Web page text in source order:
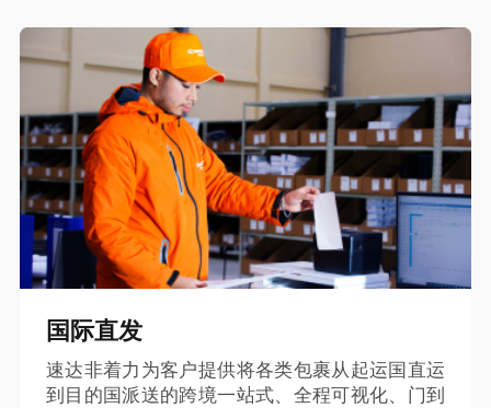
国际直发
速达非着力为客户提供将各类包裹从起运国直运
到目的国派送的跨境一站式、全程可视化、门到